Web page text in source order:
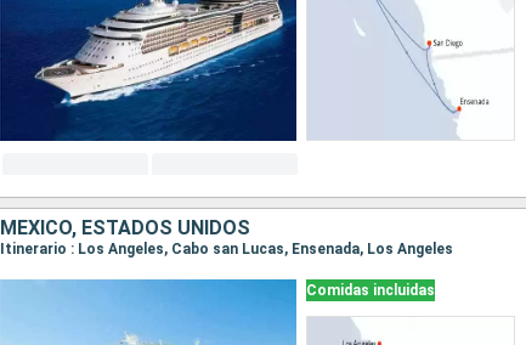
MÉXICO, ESTADOS UNIDOS
Itinerario : Los Angeles, Cabo san Lucas, Ensenada, Los Angeles
Comidas incluidas